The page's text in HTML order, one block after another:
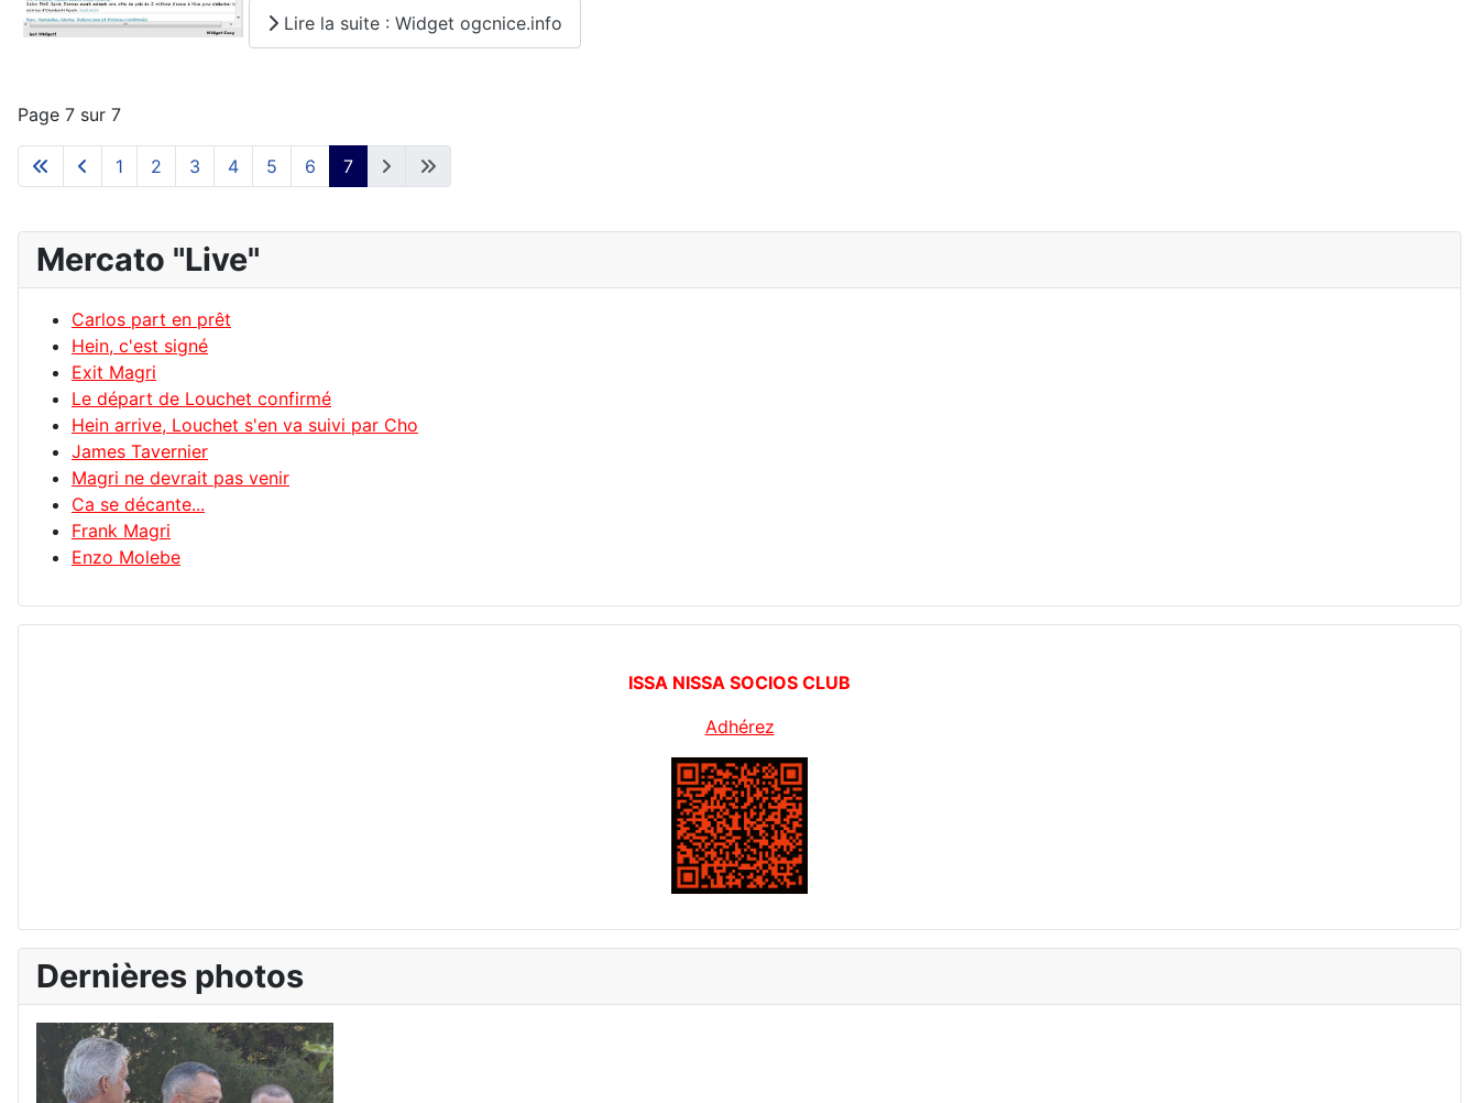
Lire la suite : Widget ogcnice.info
Page 7 sur 7
1 2 3 4 5 6 7
Mercato "Live"
Carlos part en prêt
Hein, c'est signé
Exit Magri
Le départ de Louchet confirmé
Hein arrive, Louchet s'en va suivi par Cho
James Tavernier
Magri ne devrait pas venir
Ca se décante...
Frank Magri
Enzo Molebe
ISSA NISSA SOCIOS CLUB
Adhérez
Dernières photos